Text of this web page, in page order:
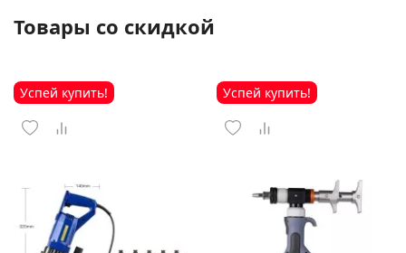
Товары со скидкой
Успей купить! Успей купить!